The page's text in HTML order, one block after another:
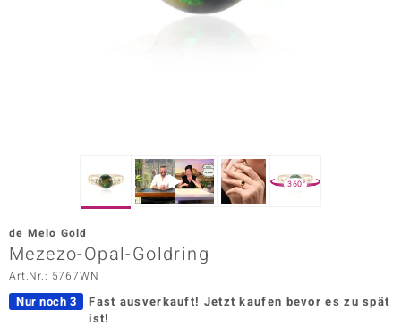
Vogue
360°
de Melo Gold
Mezezo-Opal-Goldring
Art.Nr.: 5767WN
Nur noch 3 Fast ausverkauft! Jetzt kaufen bevor es zu spät
ist!